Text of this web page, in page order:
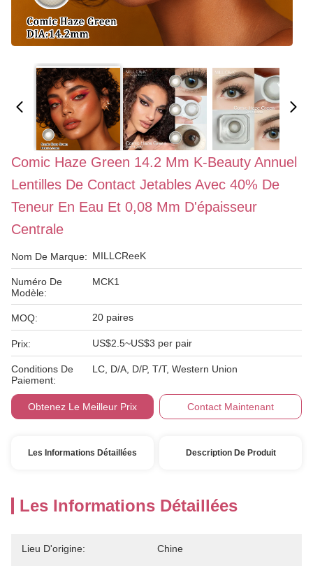
Comic Haze Green 14.2 Mm K-Beauty Annuel
Lentilles De Contact Jetables Avec 40% De
Teneur En Eau Et 0,08 Mm D'épaisseur
Centrale
Nom De Marque: MILLCReeK
Numéro De
Modèle:
MCK1
MOQ: 20 paires
Prix: US$2.5~US$3 per pair
Conditions De
Paiement:
LC, D/A, D/P, T/T, Western Union
Obtenez Le Meilleur Prix Contact Maintenant
Les Informations Détaillées Description De Produit
Les Informations Détaillées
Lieu D'origine: Chine